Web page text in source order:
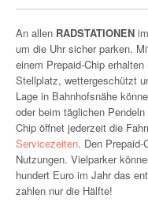
An allen RADSTATIONEN
um die Uhr sicher parken.
einem Prepaid-Chip
Stellplatz, wettergeschützt
Lage in Bahnhofsnähe
oder beim täglichen
Chip öffnet jederzeit die
Servicezeiten. Den
Nutzungen. Vielparker
hundert Euro im Jahr das
zahlen nur die Hälfte!